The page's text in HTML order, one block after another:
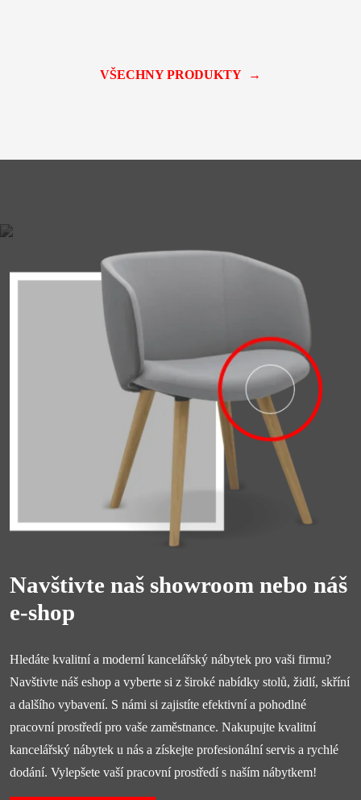
VŠECHNY PRODUKTY
Navštivte naš showroom nebo náš
e-shop
Hledáte kvalitní a moderní kancelářský nábytek pro vaši firmu?
Navštivte náš eshop a vyberte si z široké nabídky stolů, židlí, skříní
a dalšího vybavení. S námi si zajistíte efektivní a pohodlné
pracovní prostředí pro vaše zaměstnance. Nakupujte kvalitní
kancelářský nábytek u nás a získejte profesionální servis a rychlé
dodání. Vylepšete vaší pracovní prostředí s naším nábytkem!